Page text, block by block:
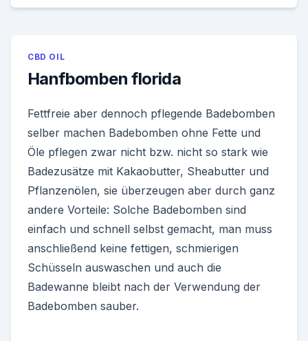
CBD OIL
Hanfbomben florida
Fettfreie aber dennoch pflegende Badebomben
selber machen Badebomben ohne Fette und
Öle pflegen zwar nicht bzw. nicht so stark wie
Badezusätze mit Kakaobutter, Sheabutter und
Pflanzenölen, sie überzeugen aber durch ganz
andere Vorteile: Solche Badebomben sind
einfach und schnell selbst gemacht, man muss
anschließend keine fettigen, schmierigen
Schüsseln auswaschen und auch die
Badewanne bleibt nach der Verwendung der
Badebomben sauber.